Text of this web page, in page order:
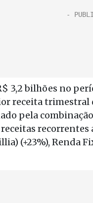
3,2 bilhões no
receita trimestral
pela
recorrentes
(+23%), Renda